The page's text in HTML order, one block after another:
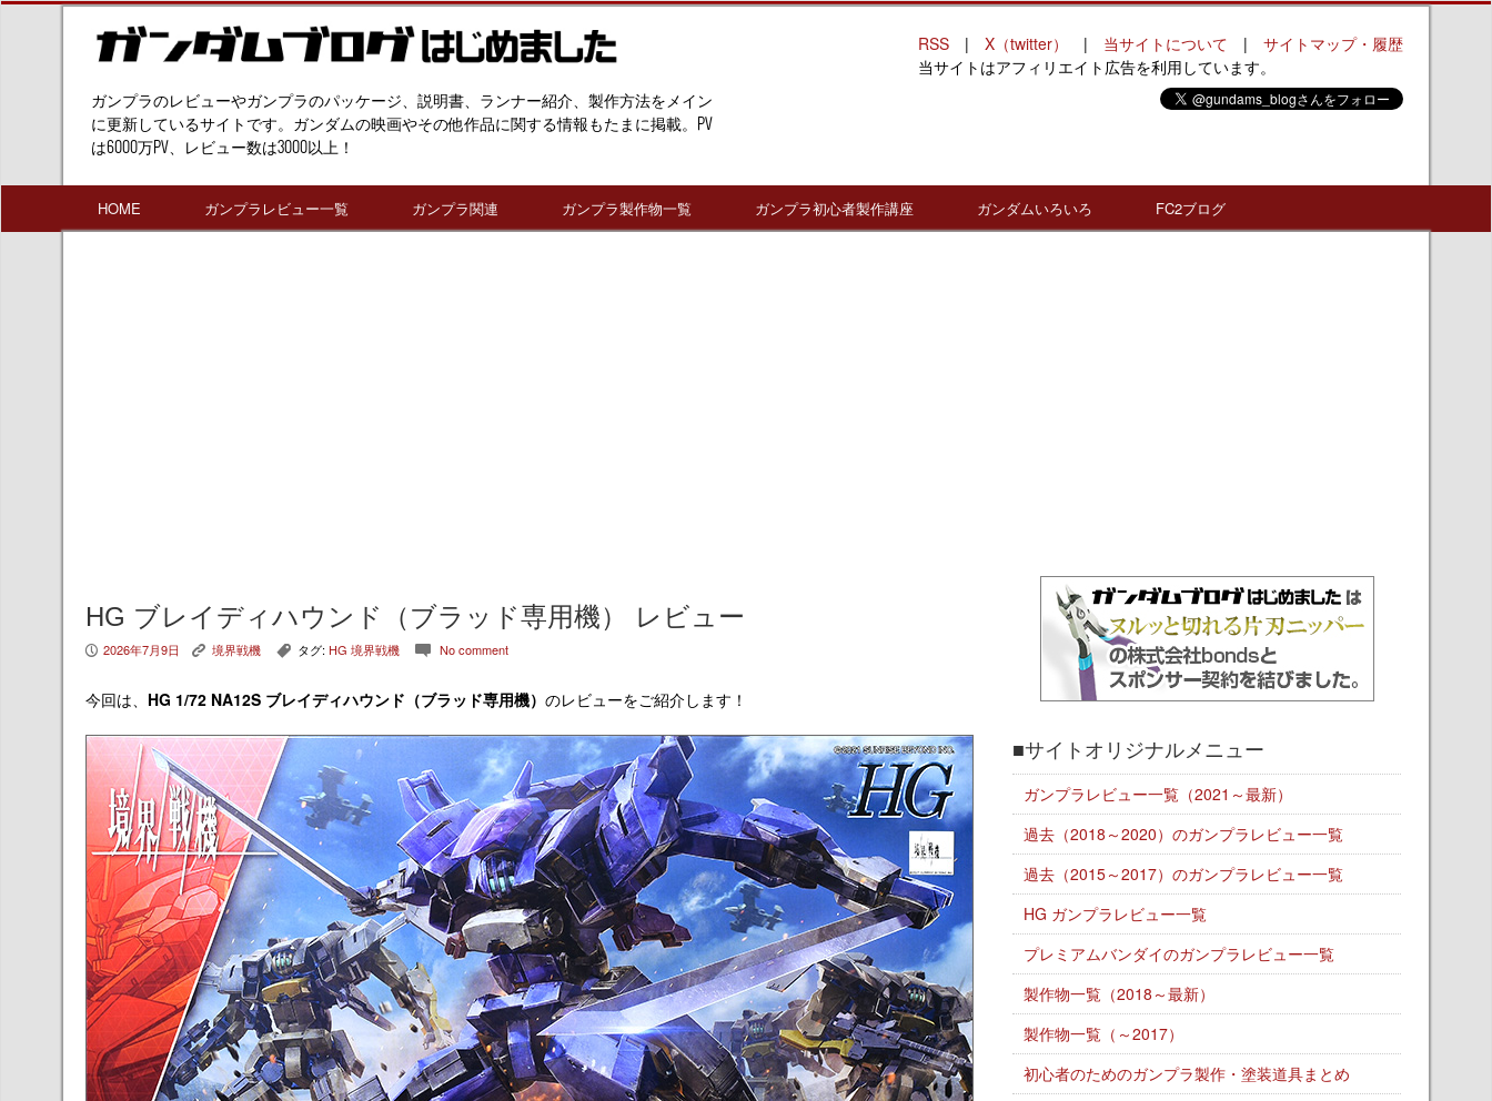
ガンプラのレビューやガンプラのパッケージ、説明書、ランナー紹介、製作方法をメイン
に更新しているサイトです。ガンダムの映画やその他作品に関する情報もたまに掲載。PV
は6000万PV、レビュー数は3000以上！
RSS | X（twitter） | 当サイトについて | サイトマップ・履歴
当サイトはアフィリエイト広告を利用しています。
HOME ガンプラレビュー一覧 ガンプラ関連 ガンプラ製作物一覧 ガンプラ初心者製作講座 ガンダムいろいろ FC2ブログ
HG ブレイディハウンド（ブラッド専用機） レビュー
P 2026年7月9日 K 境界戦機 , タグ: HG 境界戦機 c No comment
今回は、 HG 1/72 NA12S ブレイディハウンド（ブラッド専用機） のレビューをご紹介します！
■サイトオリジナルメニュー
ガンプラレビュー一覧（2021～最新）
過去（2018～2020）のガンプラレビュー一覧
過去（2015～2017）のガンプラレビュー一覧
HG ガンプラレビュー一覧
プレミアムバンダイのガンプラレビュー一覧
製作物一覧（2018～最新）
製作物一覧（～2017）
初心者のためのガンプラ製作・塗装道具まとめ